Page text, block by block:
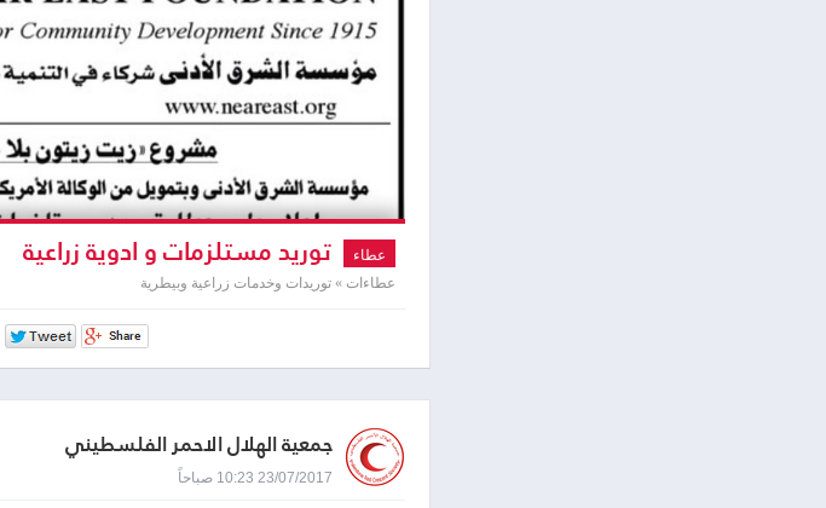
عطاء توريد مستلزمات و ادوية زراعية
عطاءات » توريدات وخدمات زراعية وبيطرية
جمعية الهلال الاحمر الفلسطيني
23/07/2017 10:23 صباحاً